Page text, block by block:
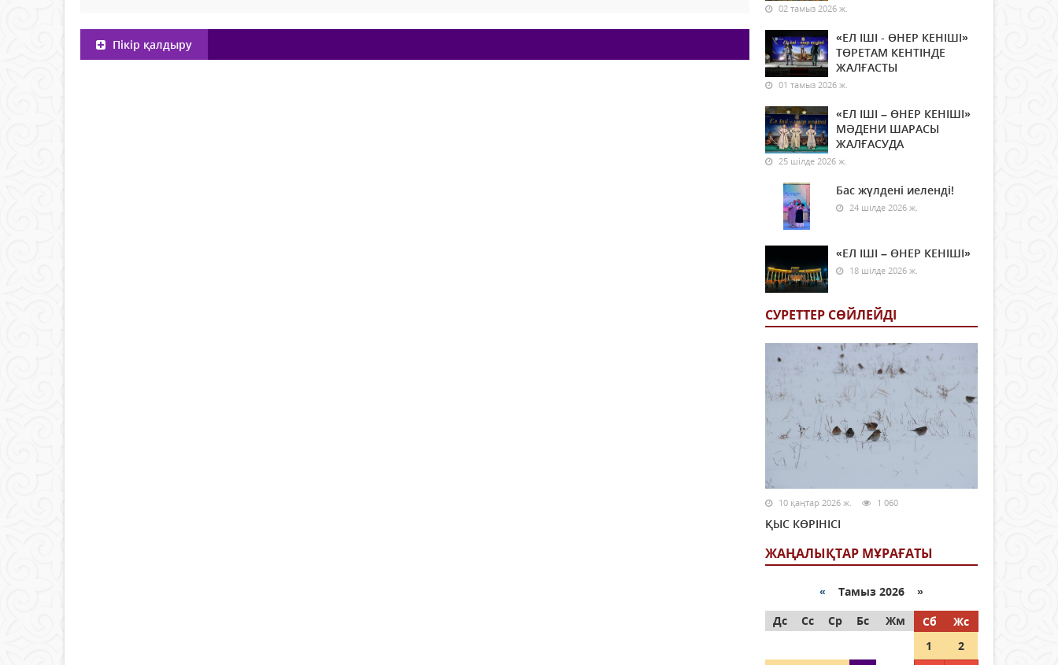
Пікір қалдыру
02 тамыз 2026 ж.
«ЕЛ ІШІ - ӨНЕР КЕНІШІ»
ТӨРЕТАМ КЕНТІНДЕ
ЖАЛҒАСТЫ
01 тамыз 2026 ж.
«ЕЛ ІШІ – ӨНЕР КЕНІШІ»
МӘДЕНИ ШАРАСЫ
ЖАЛҒАСУДА
25 шілде 2026 ж.
Бас жүлдені иеленді!
24 шілде 2026 ж.
«ЕЛ ІШІ – ӨНЕР КЕНІШІ»
18 шілде 2026 ж.
СУРЕТТЕР СӨЙЛЕЙДI
10 қаңтар 2026 ж. 1 060
ҚЫС КӨРІНІСІ
ЖАҢАЛЫҚТАР МҰРАҒАТЫ
« Тамыз 2026 »
Дс
Сс Ср Бс Жм Сб
Жс
1
2